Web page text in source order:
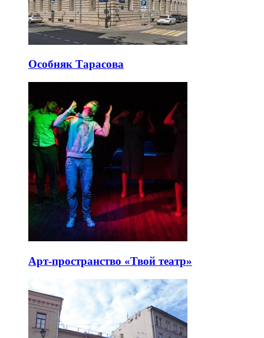
Особняк Тарасова
Арт-пространство «Твой театр»